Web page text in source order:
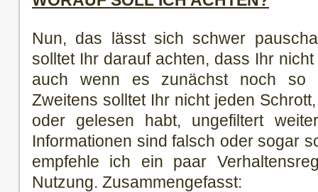
Nun, das lässt sich schwer
solltet Ihr darauf achten, dass Ihr
auch wenn es zunächst noch so
Zweitens solltet Ihr nicht jeden
oder gelesen habt, ungefiltert
Informationen sind falsch oder sogar
empfehle ich ein paar
Nutzung. Zusammengefasst: